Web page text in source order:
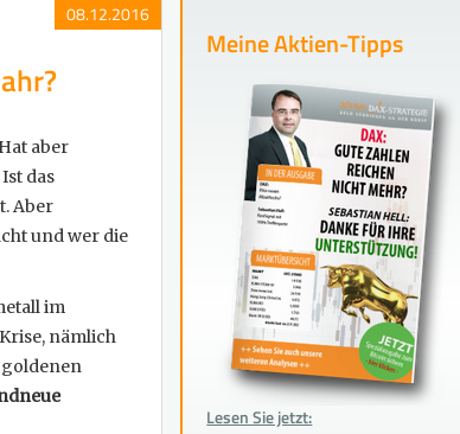
08.12.2016
aber
das
Aber
und wer die
im
nämlich
goldenen
Meine Aktien-Tipps
Lesen Sie jetzt: